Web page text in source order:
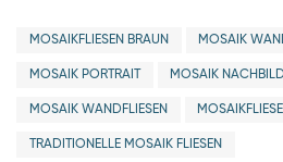
MOSAIKFLIESEN BRAUN MOSAIK
MOSAIK PORTRAIT MOSAIK
MOSAIK WANDFLIESEN
TRADITIONELLE MOSAIK FLIESEN